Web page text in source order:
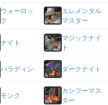
ウォーロッ
ク
エレメンタル
マスター
ナイト
マジックナイ
ト
パラディン ダークナイト
モンク
カンフーマス
ター